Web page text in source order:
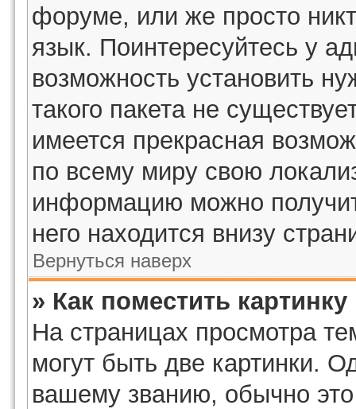
форуме, или же просто
язык. Поинтересуйтесь у
возможность установить
такого пакета не
имеется прекрасная
по всему миру свою
информацию можно
него находится внизу
Вернуться наверх
» Как поместить
На страницах просмотра
могут быть две картинки.
вашему званию, обычно это